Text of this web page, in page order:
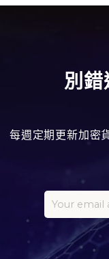
別
每週定期更新加密